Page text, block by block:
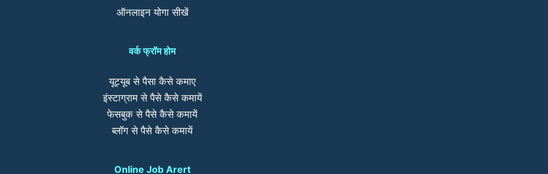
ऑनलाइन योगा सीखें
वर्क फ्रॉम होम
यूट्यूब से पैसा कैसे कमाए
इंस्टाग्राम से पैसे कैसे कमायें
फेसबुक से पैसे कैसे कमायें
ब्लॉग से पैसे कैसे कमायें
Online Job Arert